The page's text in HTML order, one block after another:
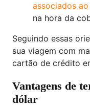
associados
na hora da
Seguindo essas
sua viagem com
cartão de crédito
Vantagens de
dólar